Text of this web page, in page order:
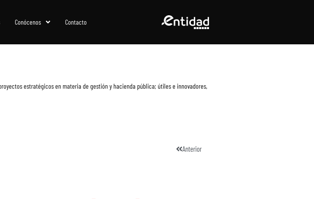
Conócenos Contacto
estratégicos en materia de gestión y hacienda pública; útiles e innovadores,
Anterior